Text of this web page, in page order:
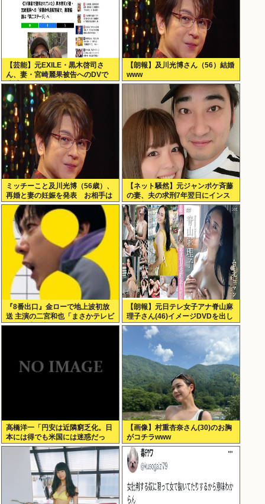
【芸能】元EXILE・黒木啓司さ
ん、妻・宮崎麗果被告へのDVで
逮捕されていたと判明（全身打
撲、頭部裂傷及び打撲、頸部損
傷）
【朗報】及川光博さん（56）結婚
www
ミッチーこと及川光博（56歳）、
再婚と妻の妊娠を発表 お相手は
一般女性
【ネット騒然】元ジャンポケ斉藤
の妻、夫の求刑7年翌日にインス
タ更新！その内容がガチでヤバす
ぎる…
『8番出口』金ローで地上波初放
送 主演の二宮和也「まさかテレビ
にまで迷い込んでしまうとは」
【朗報】元日テレ女子アナ脊山麻
理子さん(46)イメージDVDを出し
てしまう（画像・動画あり）
高橋洋一「円安は近隣窮乏化。日
本には得でも米国には迷惑だっ
た」
【画像】村重杏奈さん(30)のお胸
がコチラwww